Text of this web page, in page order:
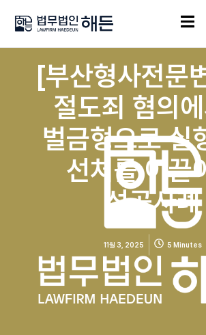
[부산형사전문
절도죄 혐의
벌금형으로 실
선처를 이끌
성공사례
11월 3, 2025 5 Minutes